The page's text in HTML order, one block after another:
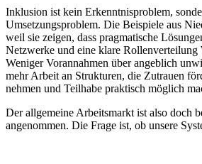
Inklusion ist kein Erkenntnisproblem,
Umsetzungsproblem. Die Beispiele aus
weil sie zeigen, dass pragmatische
Netzwerke und eine klare Rollenverteilung
Weniger Vorannahmen über angeblich
mehr Arbeit an Strukturen, die Zutrauen
nehmen und Teilhabe praktisch möglich
Der allgemeine Arbeitsmarkt ist also doch
angenommen. Die Frage ist, ob unsere